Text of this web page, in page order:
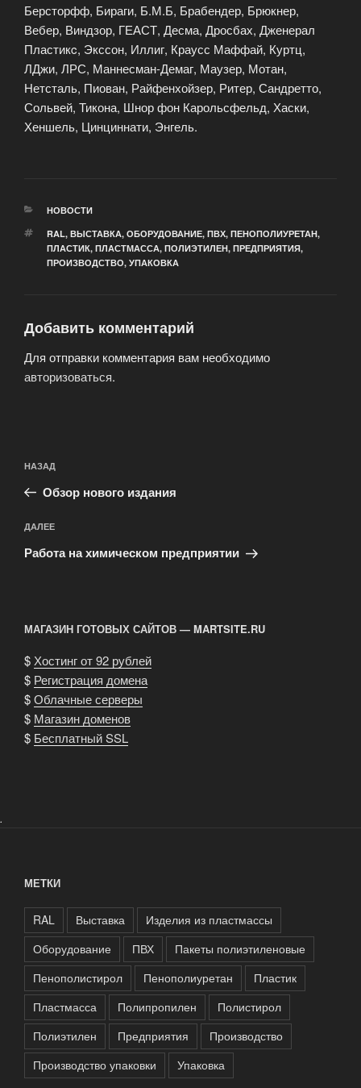
Берсторфф, Бираги, Б.М.Б, Брабендер, Брюкнер,
Вебер, Виндзор, ГЕАСТ, Десма, Дросбах, Дженерал
Пластикc, Экссон, Иллиг, Краусс Маффай, Куртц,
ЛДжи, ЛРС, Маннесман-Демаг, Маузер, Мотан,
Нетсталь, Пиован, Райфенхойзер, Ритер, Сандретто,
Сольвей, Тикона, Шнор фон Карольсфельд, Хаски,
Хеншель, Цинциннати, Энгель.
РУБРИКИ
НОВОСТИ
МЕТКИ
RAL, ВЫСТАВКА, ОБОРУДОВАНИЕ, ПВХ, ПЕНОПОЛИУРЕТАН,
ПЛАСТИК, ПЛАСТМАССА, ПОЛИЭТИЛЕН, ПРЕДПРИЯТИЯ,
ПРОИЗВОДСТВО, УПАКОВКА
Добавить комментарий
Для отправки комментария вам необходимо
авторизоваться.
по
записям
Предыдущая
запись:
НАЗАД
Обзор нового издания
Следующая
запись
ДАЛЕЕ
Работа на химическом предприятии
МАГАЗИН ГОТОВЫХ САЙТОВ — MARTSITE.RU
$ Хостинг от 92 рублей
$ Регистрация домена
$Облачные серверы
$ Магазин доменов
$ Бесплатный SSL
.
МЕТКИ
RAL Выставка
Изделия из пластмассы
Оборудование
ПВХ
Пакеты полиэтиленовые
Пенополистирол
Пенополиуретан
Пластик
Пластмасса
Полипропилен
Полистирол
Полиэтилен
Предприятия
Производство
Производство упаковки
Упаковка